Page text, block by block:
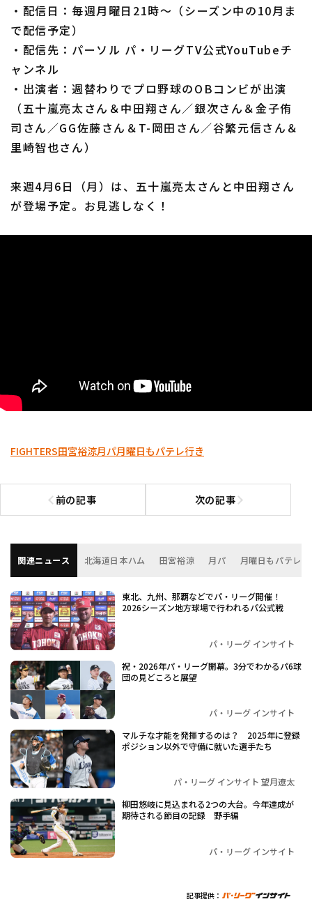
・配信日：毎週月曜日21時～（シーズン中の10月ま
で配信予定）
・配信先：パーソル パ・リーグTV公式YouTubeチ
ャンネル
・出演者：週替わりでプロ野球のOBコンビが出演
（五十嵐亮太さん＆中田翔さん／銀次さん＆金子侑
司さん／GG佐藤さん＆T-岡田さん／谷繁元信さん＆
里崎智也さん）
来週4月6日（月）は、五十嵐亮太さんと中田翔さん
が登場予定。お見逃しなく！
FIGHTERS田宮裕涼月パ月曜日もパテレ行き
前の記事
前の記事へ 次の記事次の記事へ
関連ニュース 北海道日本ハム 田宮裕涼 月パ 月曜日もパテレ
東北、九州、那覇などでパ・リーグ開催！
2026シーズン地方球場で行われるパ公式戦
パ・リーグ インサイト
祝・2026年パ・リーグ開幕。3分でわかるパ6球
団の見どころと展望
パ・リーグ インサイト
マルチな才能を発揮するのは？ 2025年に登録
ポジション以外で守備に就いた選手たち
パ・リーグ インサイト 望月遼太
柳田悠岐に見込まれる2つの大台。今年達成が
期待される節目の記録 野手編
パ・リーグ インサイト
記事提供：